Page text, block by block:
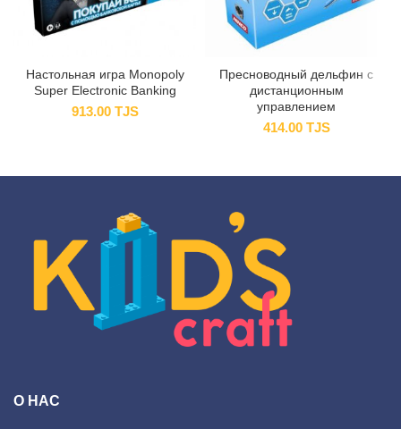
Настольная игра Monopoly
Super Electronic Banking
913.00 TJS
Пресноводный дельфин с
дистанционным
управлением
414.00 TJS
О НАС